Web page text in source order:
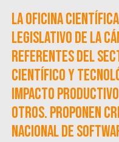
La Oficina
Legislativo de la
referentes del
científico y
impacto
otros. Proponen
nacional de